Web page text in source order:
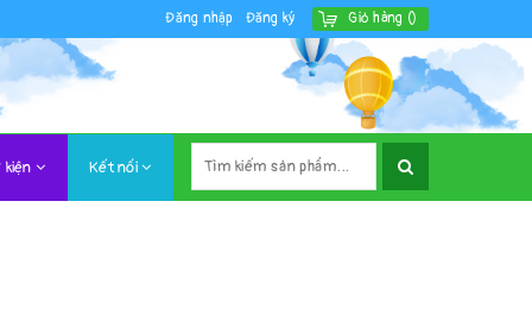
Đăng nhập Đăng ký Giỏ hàng ()
kiện Kết nối